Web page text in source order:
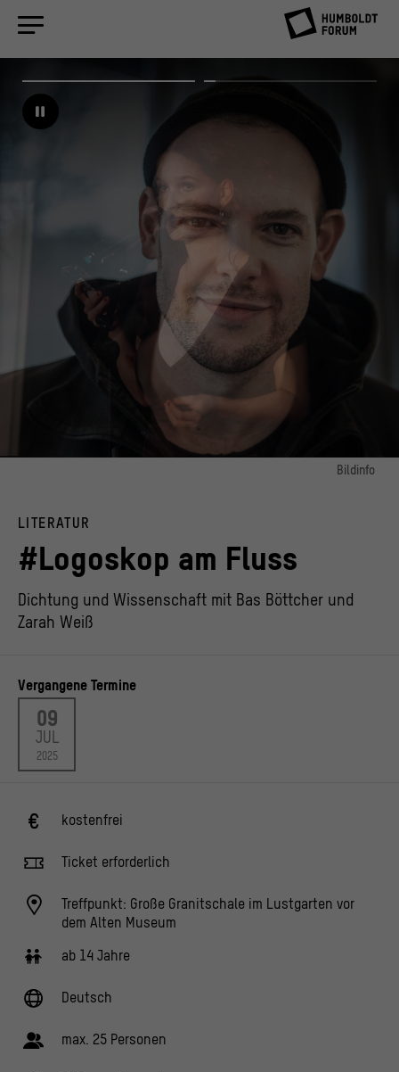
Bildinfo
© Humboldt-Universität zu Berlin / Karsten Klama
LITERATUR
#Logoskop am Fluss
Dichtung und Wissenschaft mit Bas Böttcher und
Zarah Weiß
Vergangene Termine
09
JUL
2025
kostenfrei
Ticket erforderlich
Treffpunkt: Große Granitschale im Lustgarten vor
dem Alten Museum
ab 14 Jahre
Deutsch
max. 25 Personen